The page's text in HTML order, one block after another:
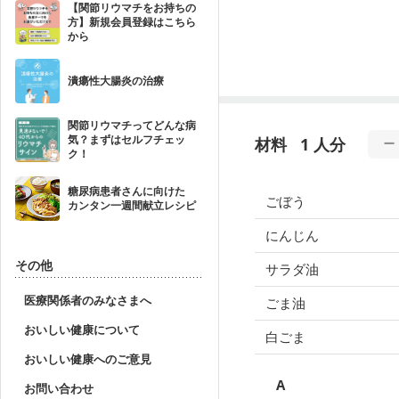
【関節リウマチをお持ちの
方】新規会員登録はこちら
から
潰瘍性大腸炎の治療
関節リウマチってどんな病
気？まずはセルフチェッ
ク！
糖尿病患者さんに向けた
カンタン一週間献立レシピ
その他
医療関係者のみなさまへ
おいしい健康について
おいしい健康へのご意見
お問い合わせ
材料 1 人分
ごぼう
にんじん
サラダ油
ごま油
白ごま
A